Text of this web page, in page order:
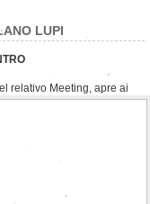
LUPI
relativo Meeting, apre ai